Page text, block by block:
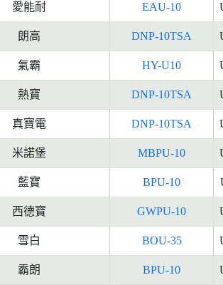
愛能耐 EAU-10
朗高 DNP-10TSA
氣霸 HY-U10
熱寶 DNP-10TSA
真寶電 DNP-10TSA
米諾堡 MBPU-10
藍寶 BPU-10
西德寶 GWPU-10
雪白 BOU-35
霸朗 BPU-10